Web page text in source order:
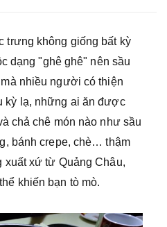
trưng không giống bất kỳ
dạng "ghê ghê" nên sầu
nhiều người có thiện
kỳ lạ, những ai ăn được
chả chê món nào như sầu
bánh crepe, chè… thậm
xuất xứ từ Quảng Châu,
khiến bạn tò mò.